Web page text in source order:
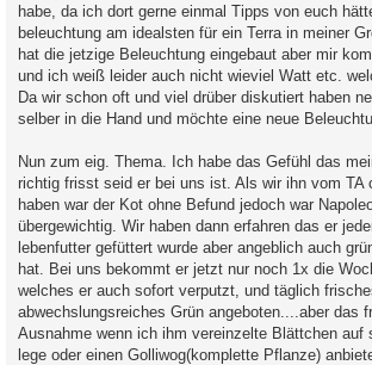
habe, da ich dort gerne einmal Tipps von euch
beleuchtung am idealsten für ein Terra in meiner
hat die jetzige Beleuchtung eingebaut aber mir
und ich weiß leider auch nicht wieviel Watt etc.
Da wir schon oft und viel drüber diskutiert haben
selber in die Hand und möchte eine neue
Nun zum eig. Thema. Ich habe das Gefühl das
richtig frisst seid er bei uns ist. Als wir ihn vom TA
haben war der Kot ohne Befund jedoch war
übergewichtig. Wir haben dann erfahren das er
lebenfutter gefüttert wurde aber angeblich auch
hat. Bei uns bekommt er jetzt nur noch 1x die
welches er auch sofort verputzt, und täglich
abwechslungsreiches Grün angeboten....aber das
Ausnahme wenn ich ihm vereinzelte Blättchen auf
lege oder einen Golliwog(komplette Pflanze)